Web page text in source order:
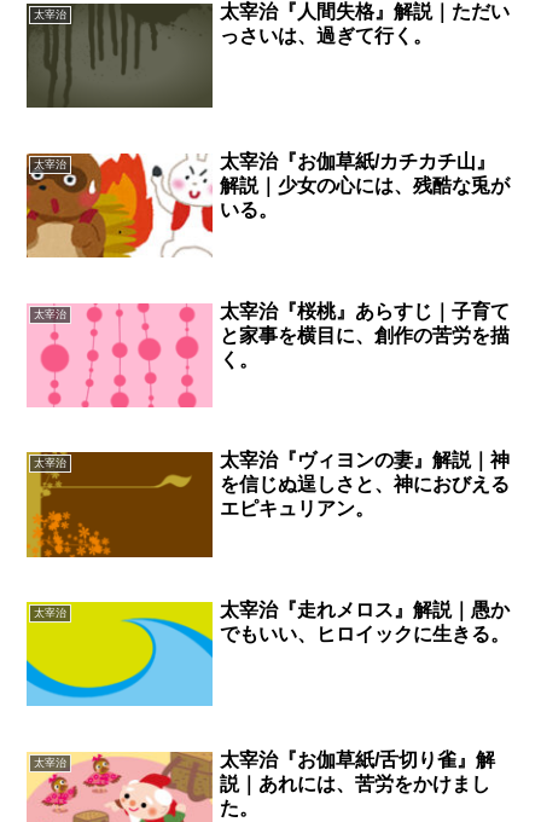
太宰治
太宰治『人間失格』解説｜ただい
っさいは、過ぎて行く。
太宰治
太宰治『お伽草紙/カチカチ山』
解説｜少女の心には、残酷な兎が
いる。
太宰治
太宰治『桜桃』あらすじ｜子育て
と家事を横目に、創作の苦労を描
く。
太宰治
太宰治『ヴィヨンの妻』解説｜神
を信じぬ逞しさと、神におびえる
エピキュリアン。
太宰治
太宰治『走れメロス』解説｜愚か
でもいい、ヒロイックに生きる。
太宰治
太宰治『お伽草紙/舌切り雀』解
説｜あれには、苦労をかけまし
た。